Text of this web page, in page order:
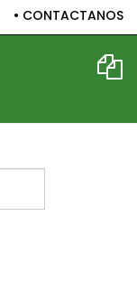
• CONTACTANOS